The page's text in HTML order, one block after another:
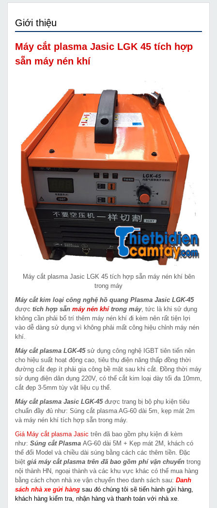
Giới thiệu
Máy cắt plasma Jasic LGK 45 tích hợp
sẵn máy nén khí
Máy cắt plasma Jasic LGK 45 tích hợp sẵn máy nén khí bên
trong máy
Máy cắt kim loại công nghệ hồ quang Plasma Jasic LGK-45
được tích hợp sẵn máy nén khítrong máy, tức là khi sử dụng
không cần phải bố trí thêm máy nén khí đi kèm nên rất tiện lợi
vào dễ dàng sử dụng vì không phải mất công hiệu chỉnh máy nén
khí.
Máy cắt plasma LGK-45sử dụng công nghệ IGBT tiên tiến nên
cho hiệu suất hoạt động cao, tiêu thụ điện năng thấp đồng thời
đường cắt đẹp ít phải gia công bề mặt sau khi cắt. Đồng thời máy
sử dụng điện dân dụng 220V, có thể cắt kim loại dày tối đa 10mm,
cắt đẹp 3-5mm tùy vật liệu cụ thể.
Máy cắt plasma Jasic LGK-45được trang bị bộ phụ kiện tiêu
chuẩn đầy đủ như: Súng cắt plasma AG-60 dài 5m, kẹp mát 2m
và máy nén khí tích hợp sẵn trong máy.
Giá Máy cắt plasma Jasic trên đã bao gồm phụ kiện đi kèm
như: Súng cắt Plasma AG-60 dài 5M + Kẹp mát 2M, khách có
thể đổi Model và chiều dài súng bằng cách các thêm tiền. Đặc
biệt giá máy cắt plasma trên đã bao gồm phí vận chuyển trong
nội thành HN, ngoại thành và các khu vực khác có thể mua hàng
bằng cách chọn nhà xe vận chuyển theo danh sách sau: Danh
sách nhà xe gửi hàng sau đó chúng tôi sẽ tiến hành gửi hàng,
khách hàng kiểm tra, nhận hàng và thanh toán với nhà xe